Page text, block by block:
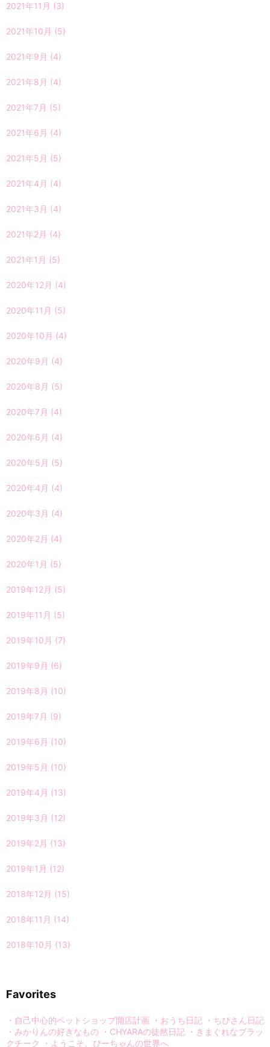
2021年11月 (3)
2021年10月 (5)
2021年9月 (4)
2021年8月 (4)
2021年7月 (5)
2021年6月 (4)
2021年5月 (5)
2021年4月 (4)
2021年3月 (4)
2021年2月 (4)
2021年1月 (5)
2020年12月 (4)
2020年11月 (5)
2020年10月 (4)
2020年9月 (4)
2020年8月 (5)
2020年7月 (4)
2020年6月 (4)
2020年5月 (5)
2020年4月 (4)
2020年3月 (4)
2020年2月 (4)
2020年1月 (5)
2019年12月 (5)
2019年11月 (5)
2019年10月 (7)
2019年9月 (6)
2019年8月 (10)
2019年7月 (9)
2019年6月 (10)
2019年5月 (10)
2019年4月 (13)
2019年3月 (12)
2019年2月 (13)
2019年1月 (12)
2018年12月 (15)
2018年11月 (14)
2018年10月 (13)
Favorites
・自己中心的ペットショップ開店計画 ・おうち日記 ・ちぴさん日記
・みかりんの好きなもの ・CHYARAの徒然日記 ・きまぐれなブラッ
クチーク
・ようこそ、ぴーちゃんの世界へ